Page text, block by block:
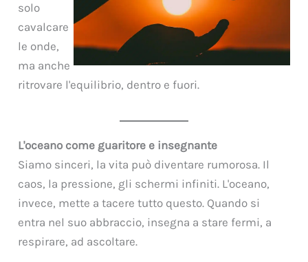
solo
cavalcare
le onde,
ma anche
ritrovare l'equilibrio, dentro e fuori.
L'oceano come guaritore e insegnante
Siamo sinceri, la vita può diventare rumorosa. Il
caos, la pressione, gli schermi infiniti. L'oceano,
invece, mette a tacere tutto questo. Quando si
entra nel suo abbraccio, insegna a stare fermi, a
respirare, ad ascoltare.